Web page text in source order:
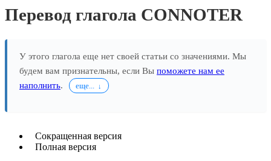
Перевод глагола CONNOTER
У этого глагола еще нет своей статьи со значениями. Мы
будем вам признательны, если Вы поможете нам ее
наполнить. еще...
Сокращенная версия
Полная версия